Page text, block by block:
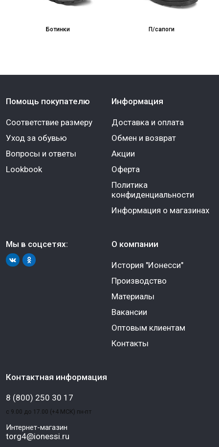
Ботинки П/сапоги
Помощь покупателю
Соответствие размеру
Уход за обувью
Вопросы и ответы
Lookbook
Информация
Доставка и оплата
Обмен и возврат
Акции
Оферта
Политика
конфиденциальности
Информация о магазинах
Мы в соцсетях: О компании
История "Ионесси"
Производство
Материалы
Вакансии
Оптовым клиентам
Контакты
Контактная информация
8 (800) 250 30 17
с 9.00 до 17.00 (+4 МСК) пн-пт
Интернет-магазин
torg4@ionessi.ru